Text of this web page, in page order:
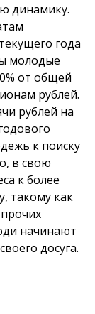
динамику.
года
молодые
от общей
рублей.
рублей на
к поиску
в свою
к более
такому как
начинают
досуга.